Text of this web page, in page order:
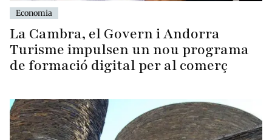
Economia
La Cambra, el Govern i Andorra
Turisme impulsen un nou programa
de formació digital per al comerç